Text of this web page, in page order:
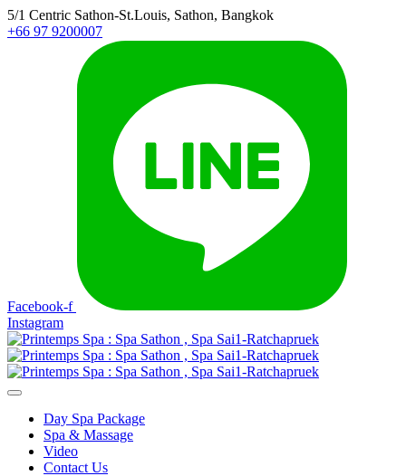
5/1 Centric Sathon-St.Louis, Sathon, Bangkok
+66 97 9200007
Facebook-f
Instagram
Day Spa Package
Spa & Massage
Video
Contact Us